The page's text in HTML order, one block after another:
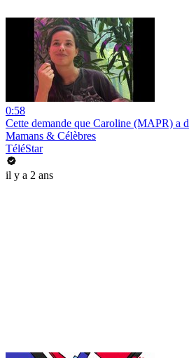
0:58
Cette demande que Caroline (MAPR) a
Mamans & Célèbres
TéléStar
il y a 2 ans